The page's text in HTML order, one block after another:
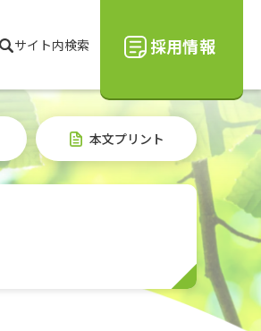
サイト内検索 採用情報
本文プリント